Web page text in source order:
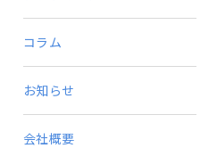
コラム
お知らせ
会社概要